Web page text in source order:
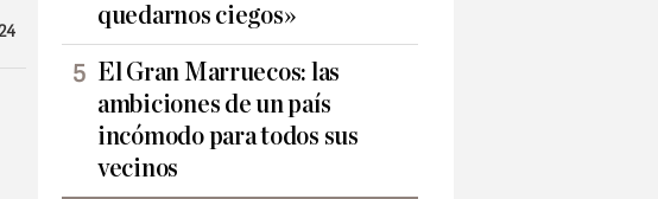
quedarnos ciegos»
El Gran Marruecos: las
ambiciones de un país
incómodo para todos sus
vecinos